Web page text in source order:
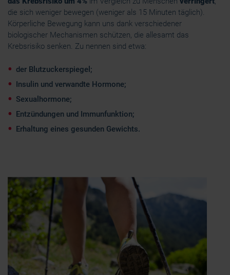
die sich weniger bewegen (weniger als 15 Minuten täglich).
Körperliche Bewegung kann uns dank verschiedener
biologischer Mechanismen schützen, die allesamt das
Krebsrisiko senken. Zu nennen sind etwa:
der Blutzuckerspiegel;
Insulin und verwandte Hormone;
Sexualhormone;
Entzündungen und Immunfunktion;
Erhaltung eines gesunden Gewichts.